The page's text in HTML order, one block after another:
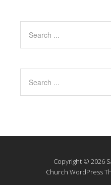
Copyright © 2026
Church WordPress